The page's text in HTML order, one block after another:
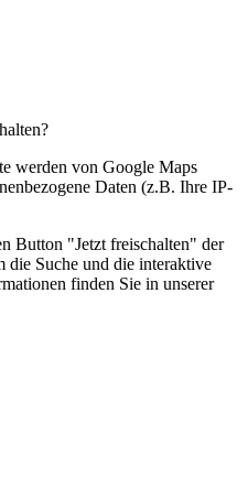
werden von Google Maps
Daten (z.B. Ihre IP-
Button "Jetzt freischalten" der
Suche und die interaktive
finden Sie in unserer